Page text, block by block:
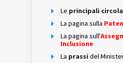
Le principali
La pagina sulla
La pagina sull'
Inclusione
La prassi del